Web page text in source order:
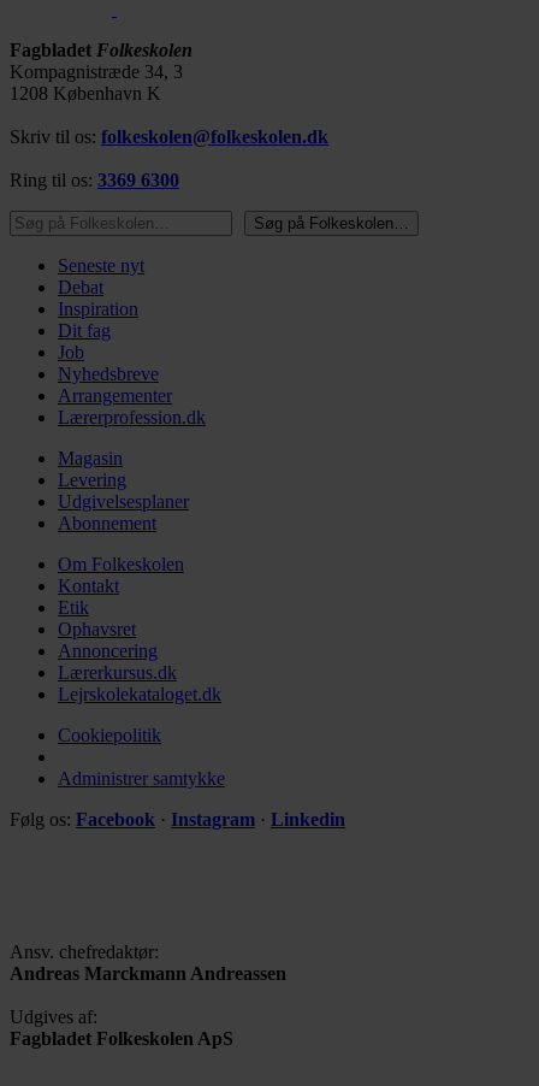
Fagbladet Folkeskolen
Kompagnistræde 34, 3
1208 København K
Skriv til os: folkeskolen@folkeskolen.dk
Ring til os: 3369 6300
Søg på Folkeskolen…
Søg på Folkeskolen…
Seneste nyt
Debat
Inspiration
Dit fag
Job
Nyhedsbreve
Arrangementer
Lærerprofession.dk
Magasin
Levering
Udgivelsesplaner
Abonnement
Om Folkeskolen
Kontakt
Etik
Ophavsret
Annoncering
Lærerkursus.dk
Lejrskolekataloget.dk
Cookiepolitik
Administrer samtykke
Følg os: Facebook · Instagram · Linkedin
Ansv. chefredaktør:
Andreas Marckmann Andreassen
Udgives af:
Fagbladet Folkeskolen ApS